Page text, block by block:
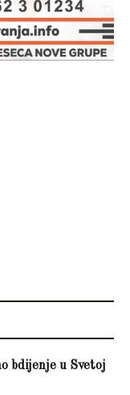
bdijenje u Svetoj